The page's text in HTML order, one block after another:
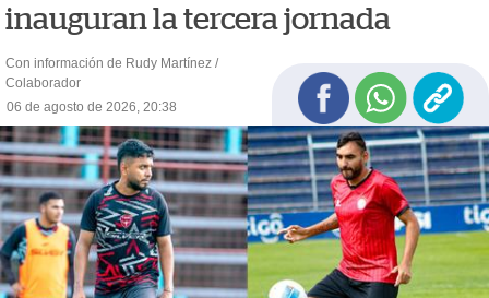
inauguran la tercera jornada
Con información de Rudy Martínez /
Colaborador
06 de agosto de 2026, 20:38